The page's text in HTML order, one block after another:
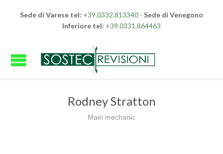
Sede di Varese tel: +39.0332.813340 - Sede di Venegono
Inferiore tel: +39.0331.864463
Rodney Stratton
Main mechanic